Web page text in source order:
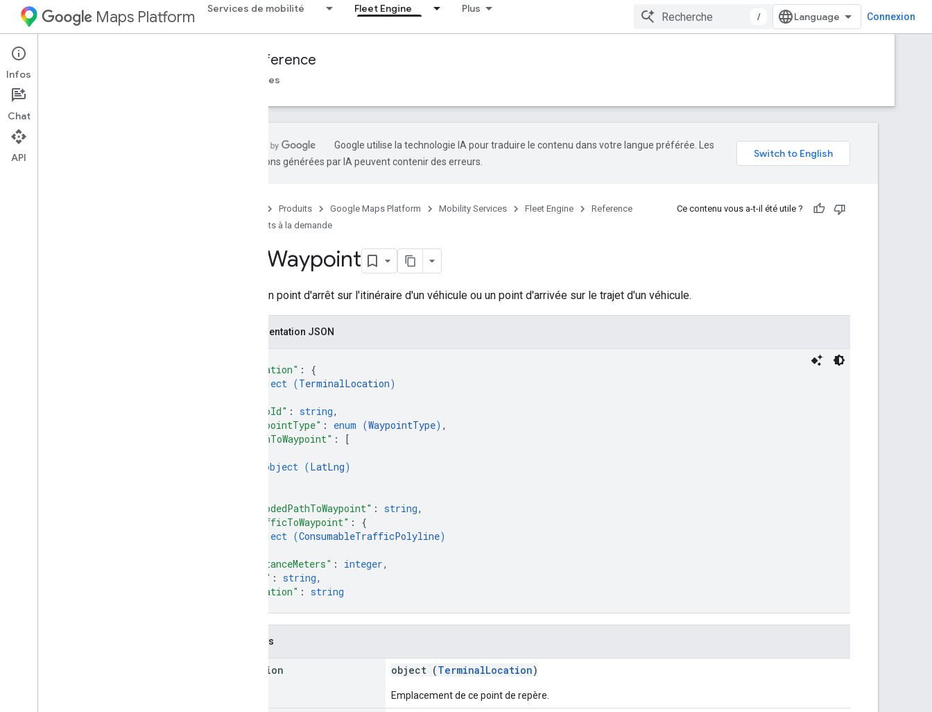
Maps Platform Services de mobilité Fleet Engine Plus
/ Connexion
Mobility Services Reference
Aperçu Tâches planifiées
Google utilise la technologie IA pour traduire le contenu dans votre langue préférée. Les
traductions générées par IA peuvent contenir des erreurs.
Produits Google Maps Platform Mobility Services Fleet Engine
Reference
Trajets à la demande
Ce contenu vous a-t-il été utile ?
Waypoint
Décrit un point d'arrêt sur l'itinéraire d'un véhicule ou un point d'arrivée sur le trajet d'un véhicule.
Représentation JSON
"location" : {
object (TerminalLocation)
"tripId" : string,
"waypointType" : enum (WaypointType) ,
"pathToWaypoint" :
[
object (LatLng)
"encodedPathToWaypoint" : string,
"trafficToWaypoint" : {
object (ConsumableTrafficPolyline)
"distanceMeters" : integer,
"eta" : string,
"duration" : string
Champs
location object (TerminalLocation)
Emplacement de ce point de repère.
Infos
Chat
API